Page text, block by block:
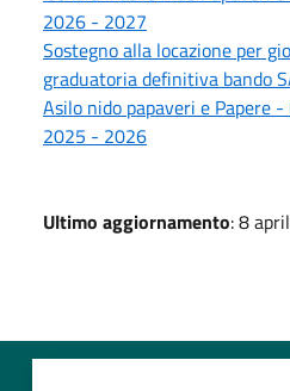
2026 - 2027
Sostegno alla locazione per
graduatoria definitiva bando
Asilo nido papaveri e Papere
2025 - 2026
Ultimo aggiornamento: 8